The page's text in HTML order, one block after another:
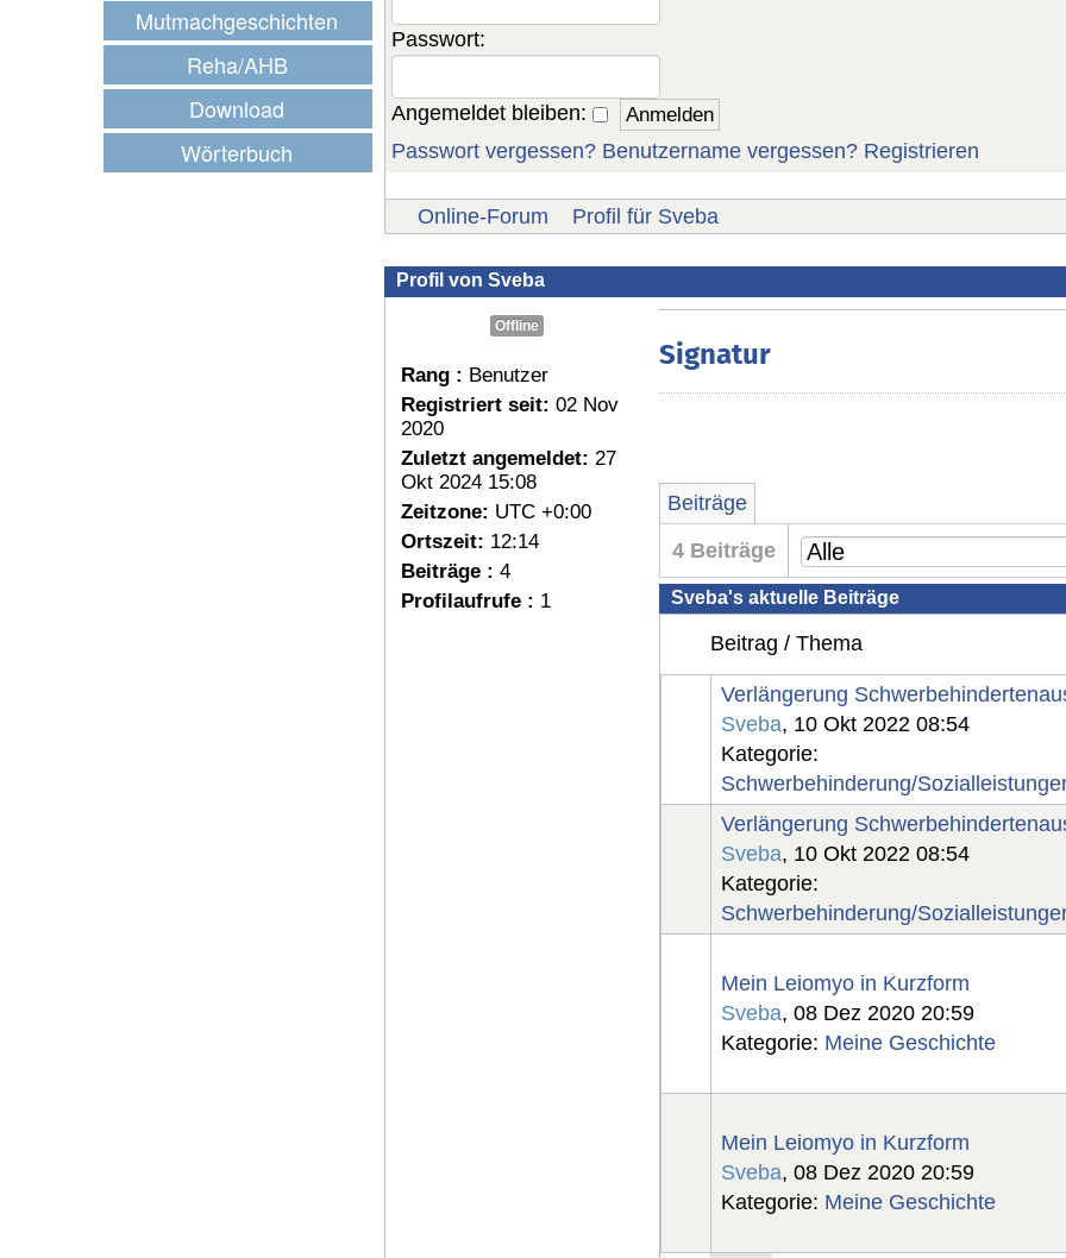
Mutmachgeschichten
Reha/AHB
Download
Wörterbuch
Passwort:
Angemeldet bleiben:
Passwort vergessen? Benutzername vergessen? Registrieren
Online-Forum Profil für Sveba
Profil von Sveba
Offline
Rang : Benutzer
Registriert seit: 02 Nov
2020
Zuletzt angemeldet: 27
Okt 2024 15:08
Zeitzone: UTC +0:00
Ortszeit: 12:14
Beiträge : 4
Profilaufrufe : 1
Signatur
Beiträge
4 Beiträge
Sveba's aktuelle Beiträge
Beitrag / Thema
Verlängerung
Sveba, 10 Okt 2022 08:54
Kategorie:
Schwerbehinderung/
Verlängerung
Sveba, 10 Okt 2022 08:54
Kategorie:
Schwerbehinderung/
Mein Leiomyo in Kurzform
Sveba, 08 Dez 2020 20:59
Kategorie: Meine Geschichte
Mein Leiomyo in Kurzform
Sveba, 08 Dez 2020 20:59
Kategorie: Meine Geschichte